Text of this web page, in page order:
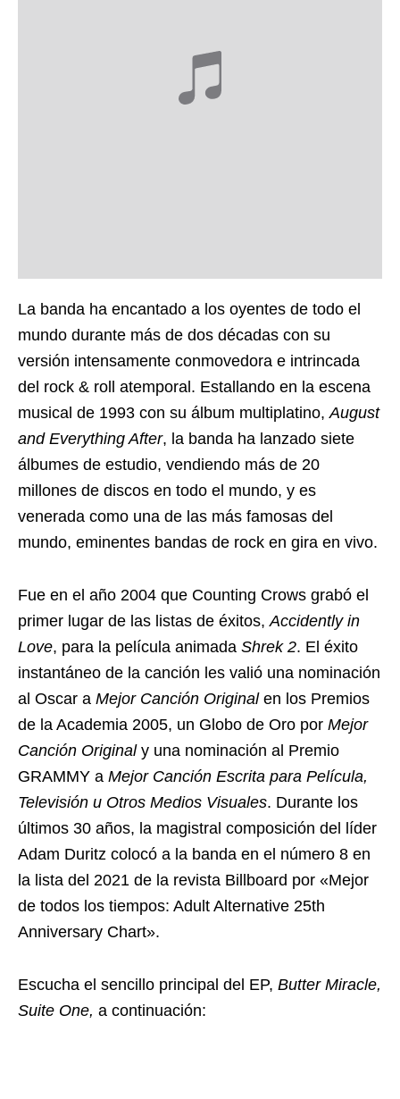
La banda ha encantado a los oyentes de todo el
mundo durante más de dos décadas con su
versión intensamente conmovedora e intrincada
del rock & roll atemporal. Estallando en la escena
musical de 1993 con su álbum multiplatino,August
and Everything After, la banda ha lanzado siete
álbumes de estudio, vendiendo más de 20
millones de discos en todo el mundo, y es
venerada como una de las más famosas del
mundo, eminentes bandas de rock en gira en vivo.
Fue en el año 2004 que Counting Crows grabó el
primer lugar de las listas de éxitos,Accidently in
Love, para la película animada Shrek 2. El éxito
instantáneo de la canción les valió una nominación
al Oscar a Mejor Canción Originalen los Premios
de la Academia 2005, un Globo de Oro por Mejor
Canción Originaly una nominación al Premio
GRAMMY a Mejor Canción Escrita para Película,
Televisión u Otros Medios Visuales. Durante los
últimos 30 años, la magistral composición del líder
Adam Duritz colocó a la banda en el número 8 en
la lista del 2021 de la revista Billboard por «Mejor
de todos los tiempos: Adult Alternative 25th
Anniversary Chart».
Escucha el sencillo principal del EP, Butter Miracle,
Suite One, a continuación: